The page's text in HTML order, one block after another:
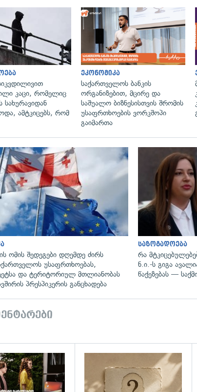
გადახედვა
კაცი, რომელიც
სახურავიდან
ამტკიცებს, რომ
ეკონომიკა
საქართველოს ბანკის
ორგანიზებით, მცირე და
საშუალო ბიზნესისთვის შრომის
უსაფრთხოების ვორკშოპი
გაიმართა
გადახედვა
ომის შედეგები დღემდე ძირს
უსაფრთხოებას,
და ტერიტორიულ მთლიანობას
პრესპიკერის განცხადება
საზოგადოება
რა
ნ.ი.-ს გიგა
წაქეზებას —